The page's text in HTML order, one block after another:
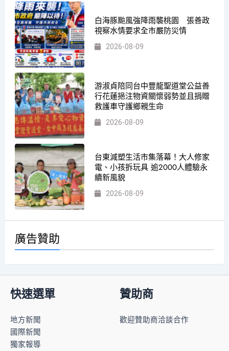
白海豚颱風強降雨襲桃園 張善政
視察水情要求全市嚴防災情
2026-08-09
游淑貞陪同台中豐龍聖道堂公益善
行花蓮挹注物資關懷弱勢並且捐贈
救護車守護鄉親生命
2026-08-09
台東減塑生活市集落幕！大人修家
電、小孩拆玩具 逾2000人體驗永
續新風貌
2026-08-09
廣告贊助
快速選單
地方新聞
國際新聞
獨家報導
贊助商
歡迎贊助商洽談合作